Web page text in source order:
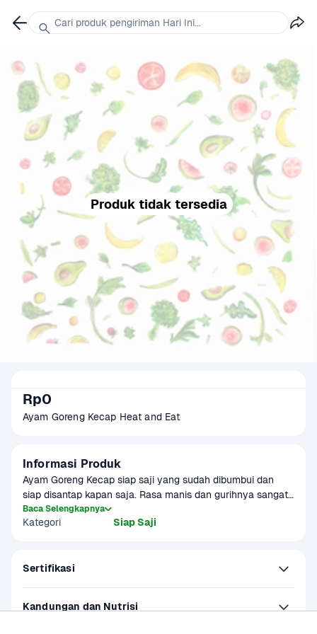
Produk tidak tersedia
Rp0
Ayam Goreng Kecap Heat and Eat
Informasi Produk
Ayam Goreng Kecap siap saji yang sudah dibumbui dan
siap disantap kapan saja. Rasa manis dan gurihnya sangat
pas apalagi dipadukan dengan nasi hangat!
Baca Selengkapnya
Kategori Siap Saji
Sertifikasi
Kandungan dan Nutrisi
Cari produk pengiriman Hari Ini...